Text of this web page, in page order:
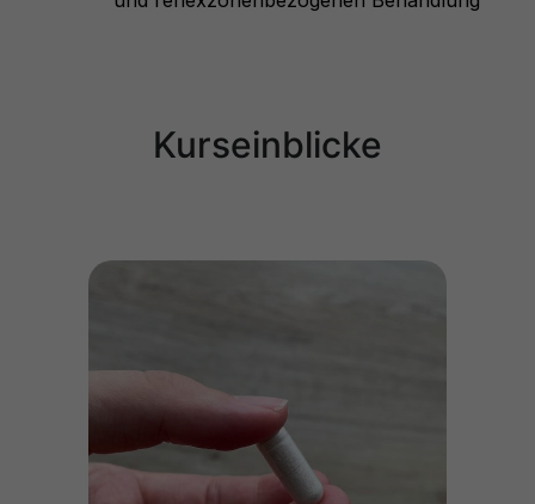
Kurseinblicke